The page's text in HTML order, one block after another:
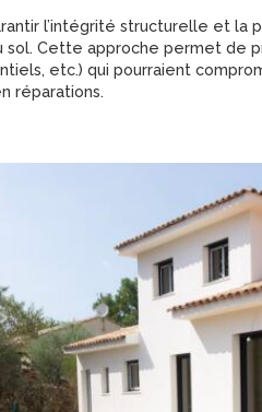
l’intégrité structurelle et
sol. Cette approche permet de
etc.) qui pourraient
réparations.